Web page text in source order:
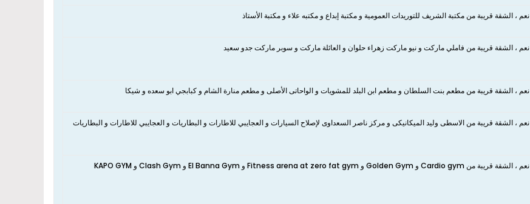
نعم ، الشقة قريبة من مكتبة الشريف للتوريدات العمومية و مكتبة إبداع و مكتبه علاء و مكتبة الأستاذ
نعم ، الشقة قريبة من فاملي ماركت و نيو ماركت زهراء حلوان و العائلة ماركت و سوبر ماركت جدو سعيد
نعم ، الشقة قريبة من مطعم بنت السلطان و مطعم ابن البلد للمشويات و الواحاتى الأصلى و مطعم منارة الشام و كبابجي ابو سعده و شيكا
نعم ، الشقة قريبة من الاسطى وليد الميكانيكى و مركز ناصر السعداوى لإصلاح السيارات و العجايبي للاطارات و البطاريات و العجايبي للاطارات و البطاريات
نعم ، الشقة قريبة من Cardio gym و Golden Gym و Fitness arena at zero fat gym و El Banna Gym و Clash Gym و KAPO GYM